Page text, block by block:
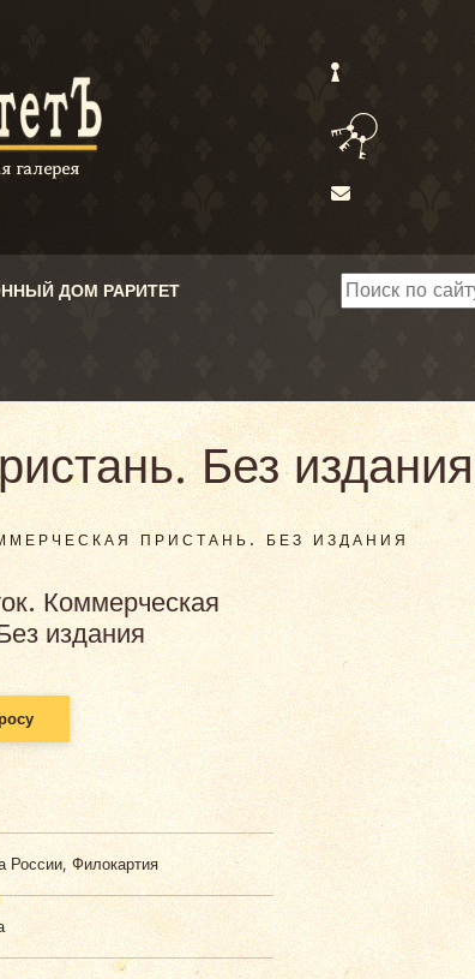
ДОМ РАРИТЕТ
Без издания
ПРИСТАНЬ. БЕЗ ИЗДАНИЯ
Коммерческая
издания
России,Филокартия